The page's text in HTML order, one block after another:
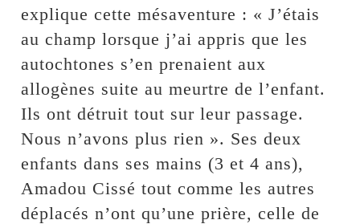
explique cette mésaventure : « J’étais
au champ lorsque j’ai appris que les
autochtones s’en prenaient aux
allogènes suite au meurtre de l’enfant.
Ils ont détruit tout sur leur passage.
Nous n’avons plus rien ». Ses deux
enfants dans ses mains (3 et 4 ans),
Amadou Cissé tout comme les autres
déplacés n’ont qu’une prière, celle de